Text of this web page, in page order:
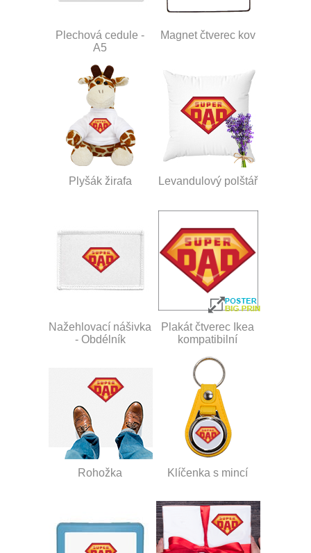
Plechová cedule -
A5
Magnet čtverec kov
Plyšák žirafa Levandulový polštář
Nažehlovací nášivka
- Obdélník
Plakát čtverec Ikea
kompatibilní
Rohožka Klíčenka s mincí